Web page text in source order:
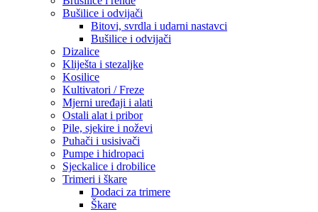
Bušilice i odvijači
Bitovi, svrdla i udarni nastavci
Bušilice i odvijači
Dizalice
Kliješta i stezaljke
Kosilice
Kultivatori / Freze
Mjerni uređaji i alati
Ostali alat i pribor
Pile, sjekire i noževi
Puhači i usisivači
Pumpe i hidropaci
Sjeckalice i drobilice
Trimeri i škare
Dodaci za trimere
Škare